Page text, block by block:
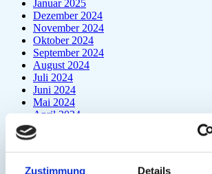
Zustimmung Details
Januar 2025
Dezember 2024
November 2024
Oktober 2024
September 2024
August 2024
Juli 2024
Juni 2024
Mai 2024
April 2024
März 2024
Februar 2024
Januar 2024
Dezember 2023